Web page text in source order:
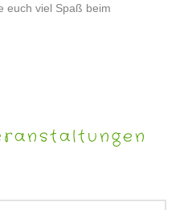
euch viel Spaß beim